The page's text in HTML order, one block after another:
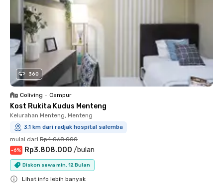
360
Coliving • Campur
Kost Rukita Kudus Menteng
Kelurahan Menteng, Menteng
3.1 km dari radjak hospital salemba
mulai dari Rp4.068.000
-6% Rp3.808.000 /bulan
Diskon sewa min. 12 Bulan
Lihat info lebih banyak